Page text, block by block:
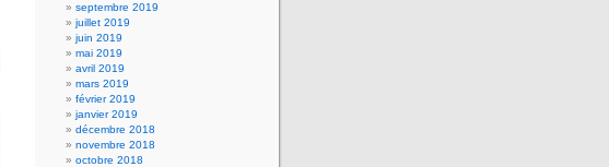
septembre 2019
juillet 2019
juin 2019
mai 2019
avril 2019
mars 2019
février 2019
janvier 2019
décembre 2018
novembre 2018
octobre 2018